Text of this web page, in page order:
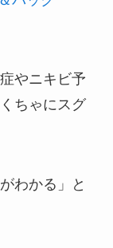
やニキビ予
ちゃにスグ
わかる」と